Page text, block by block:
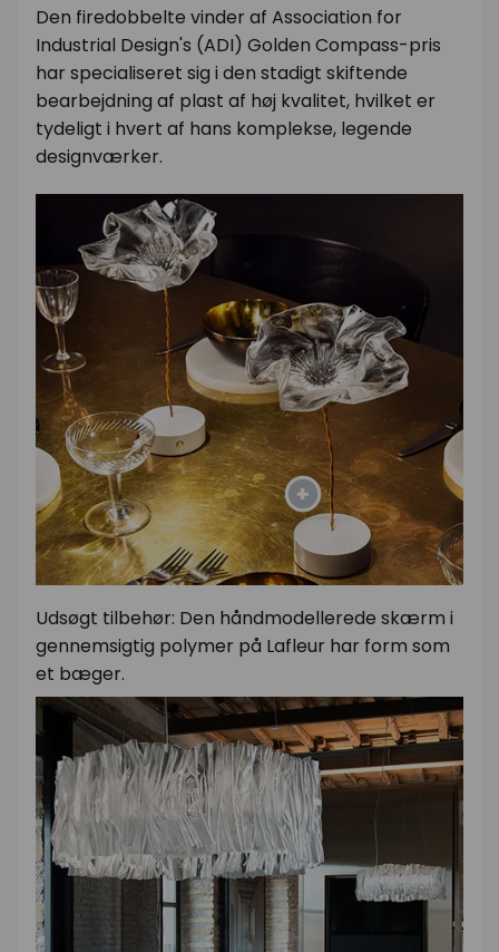
Den firedobbelte vinder af Association for
Industrial Design's (ADI) Golden Compass-pris
har specialiseret sig i den stadigt skiftende
bearbejdning af plast af høj kvalitet, hvilket er
tydeligt i hvert af hans komplekse, legende
designværker.
Udsøgt tilbehør: Den håndmodellerede skærm i
gennemsigtig polymer på Lafleur har form som
et bæger.